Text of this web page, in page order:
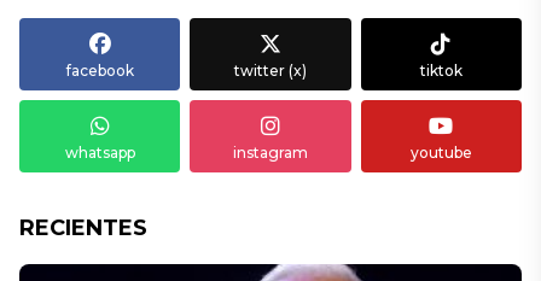
facebook twitter (x) tiktok
whatsapp instagram youtube
RECIENTES